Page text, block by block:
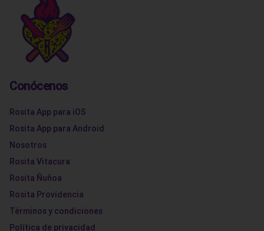
Conócenos
Rosita App para iOS
Rosita App para Android
Nosotros
Rosita Vitacura
Rosita Ñuñoa
Rosita Providencia
Términos y condiciones
Política de privacidad